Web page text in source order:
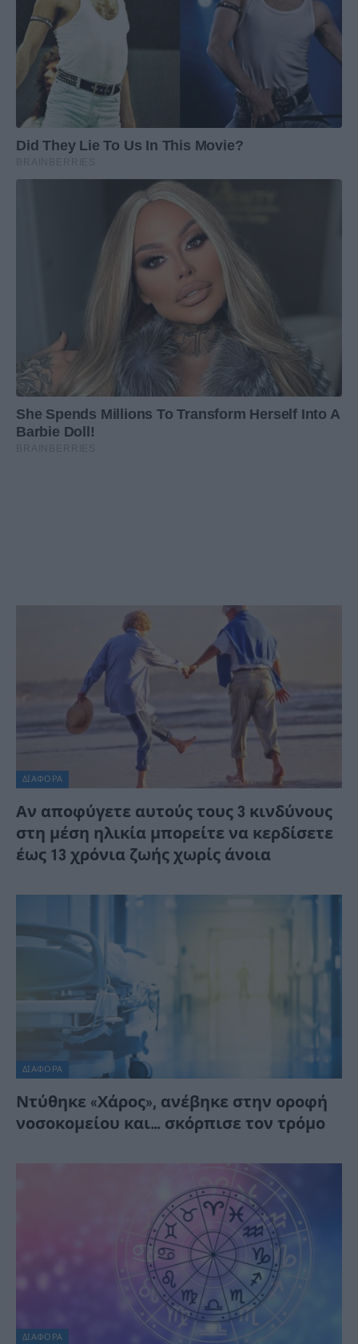
ΔΙΆΦΟΡΑ
Αν αποφύγετε αυτούς τους 3 κινδύνους
στη μέση ηλικία μπορείτε να κερδίσετε
έως 13 χρόνια ζωής χωρίς άνοια
ΔΙΆΦΟΡΑ
Ντύθηκε «Χάρος», ανέβηκε στην οροφή
νοσοκομείου και… σκόρπισε τον τρόμο
ΔΙΆΦΟΡΑ